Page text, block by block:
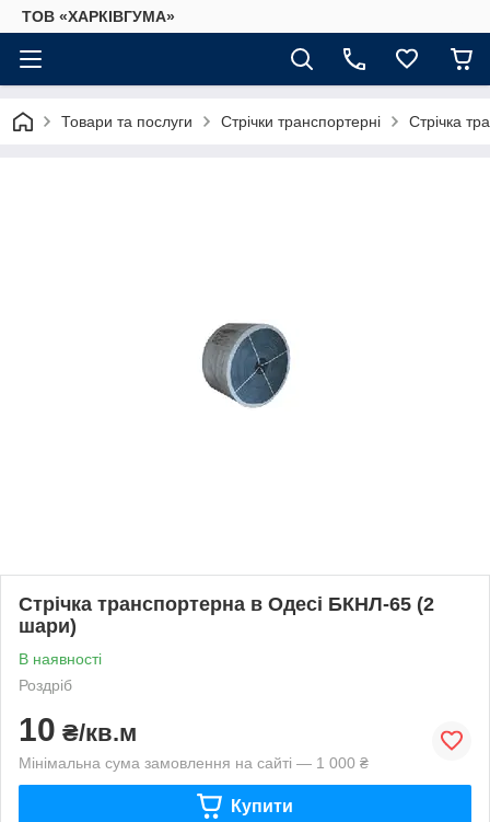
ТОВ «ХАРКІВГУМА»
Товари та послуги Стрічки транспортерні Стрічка
Стрічка транспортерна в Одесі БКНЛ-65 (2
шари)
В наявності
Роздріб
10 ₴/кв.м
Мінімальна сума замовлення на сайті — 1 000 ₴
Купити